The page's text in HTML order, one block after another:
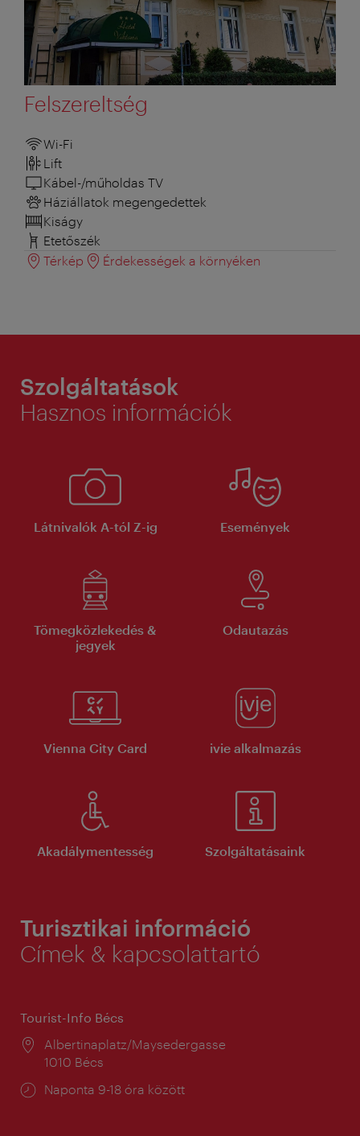
Felszereltség
Wi-Fi
Lift
Kábel-/műholdas TV
Háziállatok megengedettek
Kiságy
Etetőszék
Térkép
Érdekességek a környéken
Szolgáltatások
Hasznos információk
Látnivalók A-tól Z-ig Események
Tömegközlekedés &
jegyek
Odautazás
Vienna City Card ivie alkalmazás
Akadálymentesség Szolgáltatásaink
Turisztikai információ
Címek & kapcsolattartó
Tourist-Info Bécs
Helyszín:
Albertinaplatz/Maysedergasse
1010 Bécs
Nyitva
Naponta 9-18 óra között